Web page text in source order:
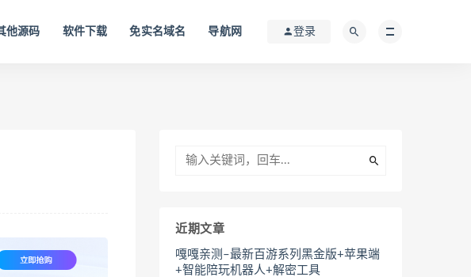
他源码 软件下载 免实名域名 导航网 登录
近期文章
嘎嘎亲测–最新百游系列黑金版+苹果端
+智能陪玩机器人+解密工具